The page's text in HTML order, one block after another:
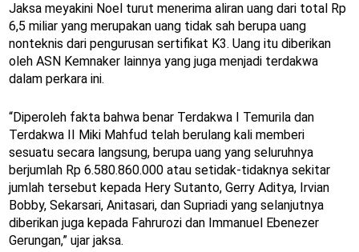
Jaksa meyakini Noel turut menerima aliran uang dari total Rp
6,5 miliar yang merupakan uang tidak sah berupa uang
nonteknis dari pengurusan sertifikat K3. Uang itu diberikan
oleh ASN Kemnaker lainnya yang juga menjadi terdakwa
dalam perkara ini.
“Diperoleh fakta bahwa benar Terdakwa I Temurila dan
Terdakwa II Miki Mahfud telah berulang kali memberi
sesuatu secara langsung, berupa uang yang seluruhnya
berjumlah Rp 6.580.860.000 atau setidak-tidaknya sekitar
jumlah tersebut kepada Hery Sutanto, Gerry Aditya, Irvian
Bobby, Sekarsari, Anitasari, dan Supriadi yang selanjutnya
diberikan juga kepada Fahrurozi dan Immanuel Ebenezer
Gerungan,” ujar jaksa.